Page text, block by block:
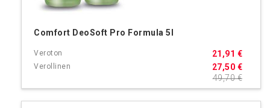
Comfort DeoSoft Pro Formula 5l
27,50 €
21,91 €
49,70 €